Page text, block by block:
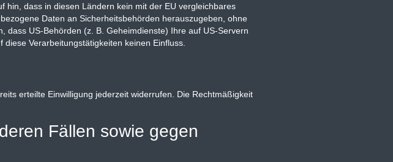
dass in diesen Ländern kein mit der EU vergleichbares
Daten an Sicherheitsbehörden herauszugeben, ohne
US-Behörden (z. B. Geheimdienste) Ihre auf US-Servern
Verarbeitungstätigkeiten keinen Einfluss.
erteilte Einwilligung jederzeit widerrufen. Die Rechtmäßigkeit
Fällen sowie gegen